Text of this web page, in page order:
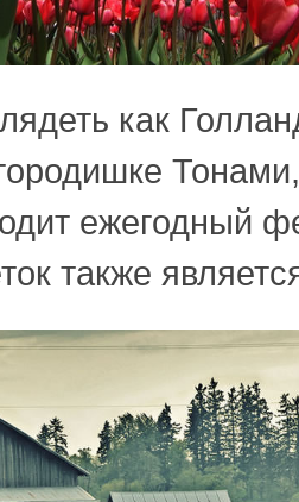
как
ежегодный
также